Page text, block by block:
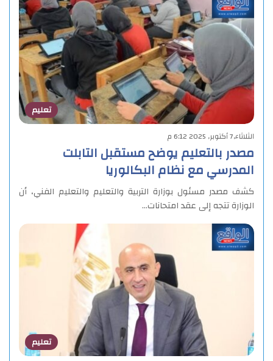
تعليم
الثلاثاء,7 أكتوبر, 2025 6:12 م
مصدر بالتعليم يوضح مستقبل التابلت
المدرسي مع نظام البكالوريا
كشف مصدر مسئول بوزارة التربية والتعليم والتعليم الفني، أن
الوزارة تتجه إلى عقد امتحانات…
تعليم